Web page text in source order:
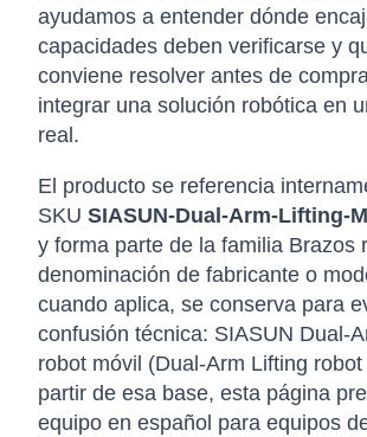
ayudamos a entender dónde
capacidades deben verificarse y
conviene resolver antes de
integrar una solución robótica en
real.
El producto se referencia
SKU SIASUN-Dual-Arm-Lifting-
y forma parte de la familia Brazos
denominación de fabricante o
cuando aplica, se conserva para
confusión técnica: SIASUN Dual-
robot móvil (Dual-Arm Lifting robot
partir de esa base, esta página
equipo en español para equipos